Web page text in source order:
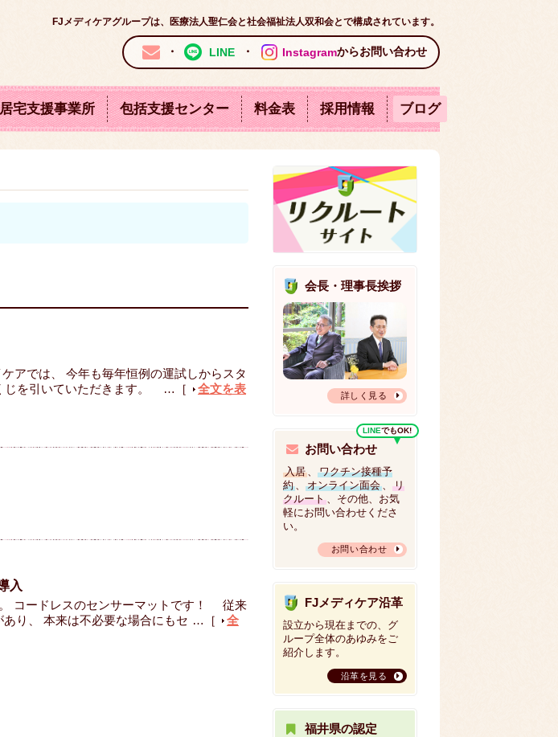
FJメディケアグループは、医療法人聖仁会と社会福祉法人双和会とで構成されています。
・ LINE ・ Instagramからお問い合わせ
デイサービス ショートステイ
居宅支援事業所 包括支援センター
坂井市丸岡地域包括支援センター
料金表 採用情報 ブログ
アでは、 今年も毎年恒例の運試しからスタ
を引いていただきます。
…［
全文を表
入
コードレスのセンサーマットです！ 従来
り、 本来は不必要な場合にもセ …［
全
会長・理事長挨拶
詳しく見る
お問い合わせ
LINEでもOK!
入居、
ワクチン接種予
約、 オンライン面会、
リ
クルート、その他、お気
軽にお問い合わせくださ
い。
お問い合わせ
FJメディケア沿革
設立から現在までの、グ
ループ全体のあゆみをご
紹介します。
沿革を見る
福井県の認定